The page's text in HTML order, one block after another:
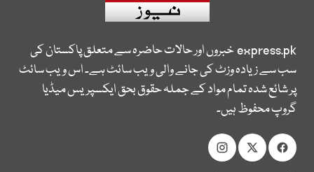
express.pkخبروں اور حالات حاضرہ سے متعلق پاکستان کی
سب سے زیادہ وزٹ کی جانے والی ویب سائٹ ہے۔ اس ویب سائٹ
پر شائع شدہ تمام مواد کے جملہ حقوق بحق ایکسپریس میڈیا
گروپ محفوظ ہیں۔